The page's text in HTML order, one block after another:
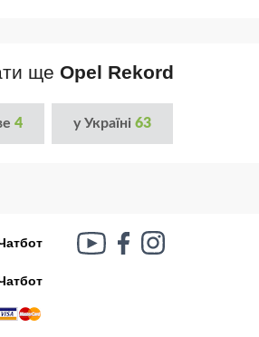
корабель, іди нах..й!
PS: Таки пішов 🎉
ще Opel Rekord
4 у Україні 63